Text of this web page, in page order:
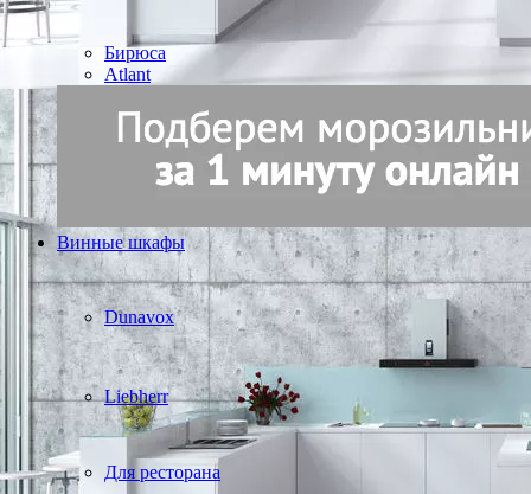
Бирюса
Atlant
Винные шкафы
Dunavox
Liebherr
Для ресторана